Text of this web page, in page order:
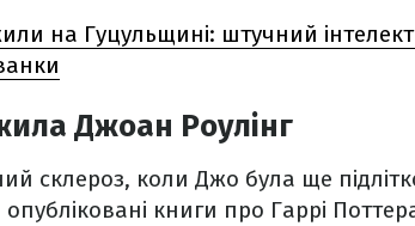
на Гуцульщині: штучний інтелект
Джоан Роулінг
склероз, коли Джо була ще
опубліковані книги про Гаррі